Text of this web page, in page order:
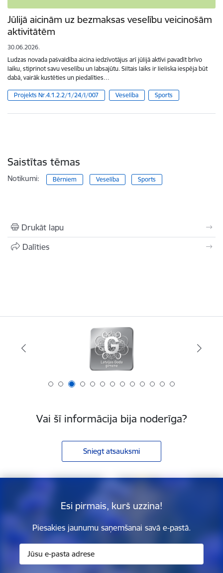
Jūlijā aicinām uz bezmaksas veselību veicinošām
aktivitātēm
30.06.2026.
Ludzas novada pašvaldība aicina iedzīvotājus arī jūlijā aktīvi pavadīt brīvo
laiku, stiprinot savu veselību un labsajūtu. Siltais laiks ir lieliska iespēja būt
dabā, vairāk kustēties un piedalīties…
Projekts Nr.4.1.2.2/1/24/I/007 Veselība Sports
Saistītas tēmas
Notikumi: Bērniem Veselība Sports
Drukāt lapu
Dalīties
Vai šī informācija bija noderīga?
Sniegt atsauksmi
Esi pirmais, kurš uzzina!
Piesakies jaunumu saņemšanai savā e-pastā.